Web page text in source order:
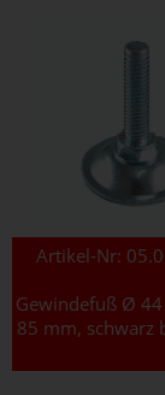
Artikel-Nr:
Gewindefuß Ø
85 mm, schwarz